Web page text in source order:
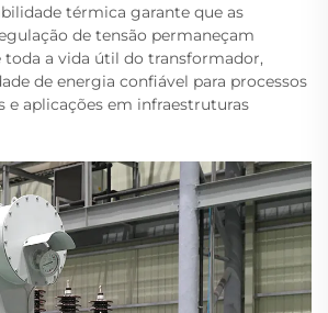
térmica garante que as
de tensão permaneçam
toda a vida útil do transformador,
de energia confiável para processos
e aplicações em infraestruturas